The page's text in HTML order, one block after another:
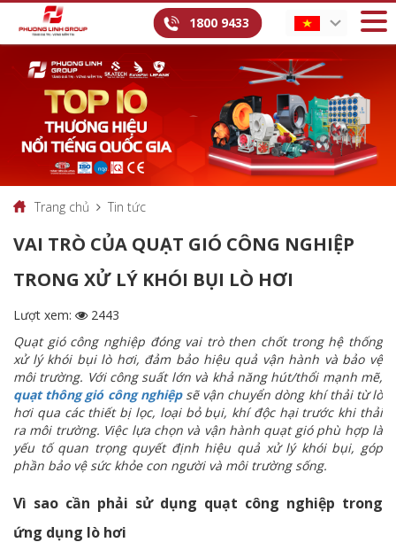
1800 9433
Trang chủ Tin tức
VAI TRÒ CỦA QUẠT GIÓ CÔNG NGHIỆP
TRONG XỬ LÝ KHÓI BỤI LÒ HƠI
Lượt xem:
2443
Quạt gió công nghiệp đóng vai trò then chốt trong hệ thống
xử lý khói bụi lò hơi, đảm bảo hiệu quả vận hành và bảo vệ
môi trường. Với công suất lớn và khả năng hút/thổi mạnh mẽ,
quạt thông gió công nghiệpsẽ vận chuyển dòng khí thải từ lò
hơi qua các thiết bị lọc, loại bỏ bụi, khí độc hại trước khi thải
ra môi trường. Việc lựa chọn và vận hành quạt gió phù hợp là
yếu tố quan trọng quyết định hiệu quả xử lý khói bụi, góp
phần bảo vệ sức khỏe con người và môi trường sống.
Vì sao cần phải sử dụng quạt công nghiệp trong
ứng dụng lò hơi